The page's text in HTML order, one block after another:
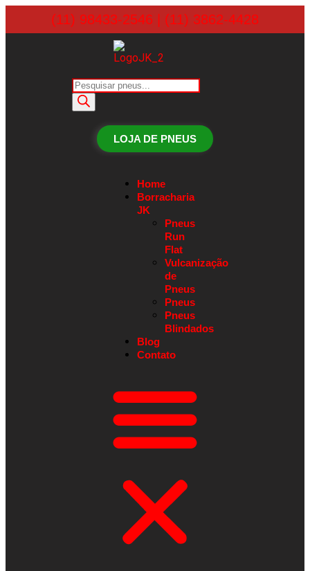
(11) 98433-2546 | (11) 3862-4428
LOJA DE PNEUS
Home
Borracharia
JK
Pneus
Run
Flat
Vulcanização
de
Pneus
Pneus
Pneus
Blindados
Blog
Contato